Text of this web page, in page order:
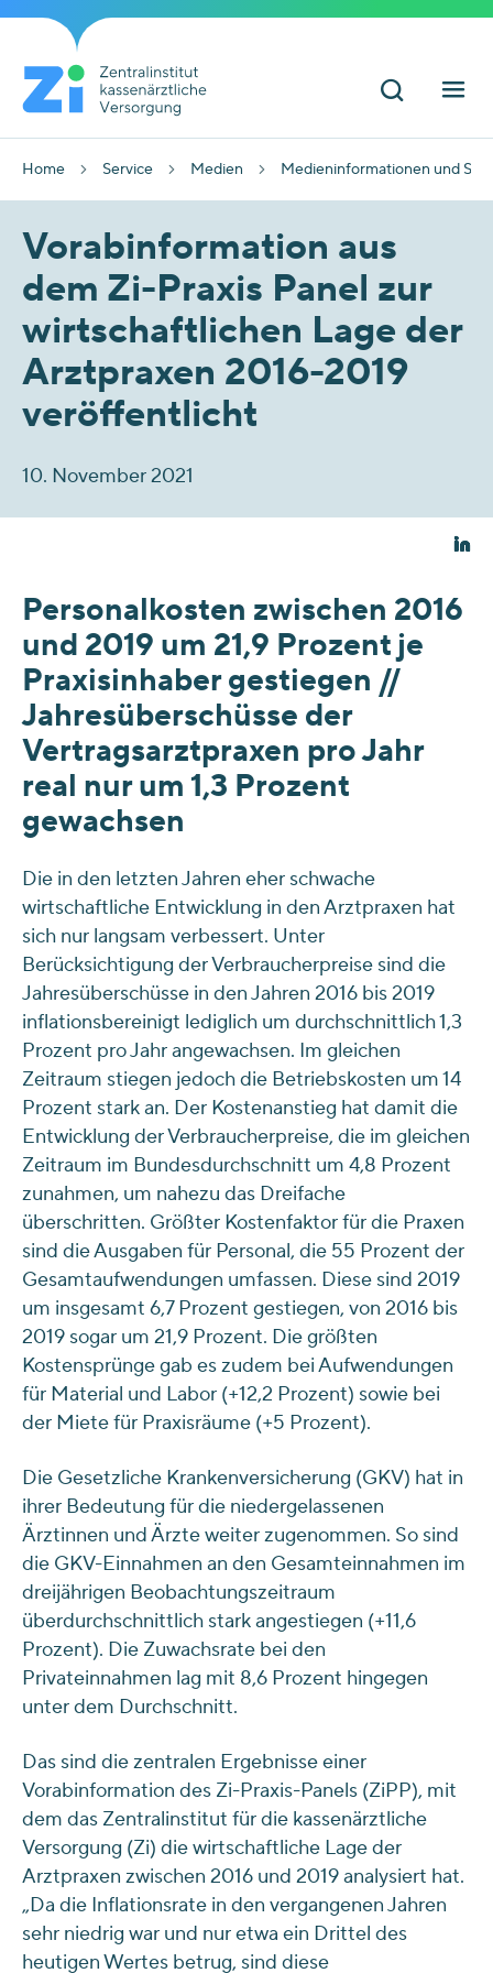
Home Service Medien Medieninformationen und
Vorabinformation aus
dem Zi-Praxis Panel zur
wirtschaftlichen Lage der
Arztpraxen 2016-2019
veröffentlicht
10. November 2021
Personalkosten zwischen 2016
und 2019 um 21,9 Prozent je
Praxisinhaber gestiegen //
Jahresüberschüsse der
Vertragsarztpraxen pro Jahr
real nur um 1,3 Prozent
gewachsen
Die in den letzten Jahren eher schwache
wirtschaftliche Entwicklung in den Arztpraxen hat
sich nur langsam verbessert. Unter
Berücksichtigung der Verbraucherpreise sind die
Jahresüberschüsse in den Jahren 2016 bis 2019
inflationsbereinigt lediglich um durchschnittlich 1,3
Prozent pro Jahr angewachsen. Im gleichen
Zeitraum stiegen jedoch die Betriebskosten um 14
Prozent stark an. Der Kostenanstieg hat damit die
Entwicklung der Verbraucherpreise, die im gleichen
Zeitraum im Bundesdurchschnitt um 4,8 Prozent
zunahmen, um nahezu das Dreifache
überschritten. Größter Kostenfaktor für die Praxen
sind die Ausgaben für Personal, die 55 Prozent der
Gesamtaufwendungen umfassen. Diese sind 2019
um insgesamt 6,7 Prozent gestiegen, von 2016 bis
2019 sogar um 21,9 Prozent. Die größten
Kostensprünge gab es zudem bei Aufwendungen
für Material und Labor (+12,2 Prozent) sowie bei
der Miete für Praxisräume (+5 Prozent).
Die Gesetzliche Krankenversicherung (GKV) hat in
ihrer Bedeutung für die niedergelassenen
Ärztinnen und Ärzte weiter zugenommen. So sind
die GKV-Einnahmen an den Gesamteinnahmen im
dreijährigen Beobachtungszeitraum
überdurchschnittlich stark angestiegen (+11,6
Prozent). Die Zuwachsrate bei den
Privateinnahmen lag mit 8,6 Prozent hingegen
unter dem Durchschnitt.
Das sind die zentralen Ergebnisse einer
Vorabinformation des Zi-Praxis-Panels (ZiPP), mit
dem das Zentralinstitut für die kassenärztliche
Versorgung (Zi) die wirtschaftliche Lage der
Arztpraxen zwischen 2016 und 2019 analysiert hat.
„Da die Inflationsrate in den vergangenen Jahren
sehr niedrig war und nur etwa ein Drittel des
heutigen Wertes betrug, sind diese